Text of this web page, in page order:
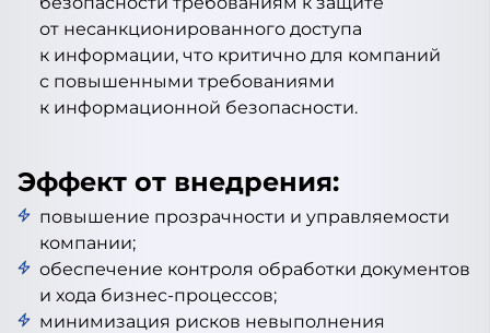
от несанкционированного доступа
к информации, что критично для компаний
с повышенными требованиями
к информационной безопасности.
Эффект от внедрения:
повышение прозрачности и управляемости
компании;
обеспечение контроля обработки документов
и хода бизнес-процессов;
минимизация рисков невыполнения